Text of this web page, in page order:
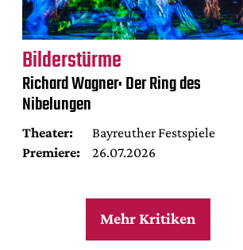
Bilderstürme
Richard Wagner: Der Ring des
Nibelungen
Theater:
Bayreuther Festspiele
Premiere:
26.07.2026
Mehr Kritiken